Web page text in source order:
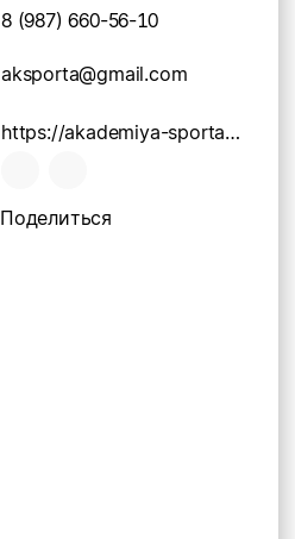
8 (987) 660-56-10
aksporta@gmail.com
https://akademiya-sporta21.ru
Поделиться